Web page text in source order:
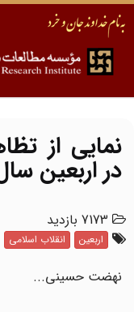
نمایی از
در اربعین سال ۱۳۵۷
7173 بازدید
اربعین انقلاب اسلامی
نهضت حسینی...